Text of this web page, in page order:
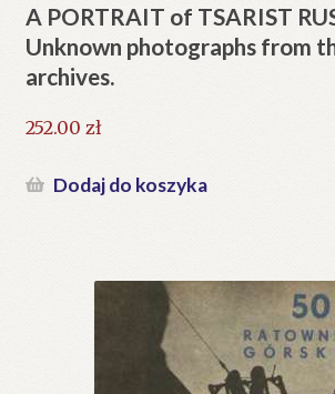
A PORTRAIT of TSARIST
Unknown photographs from
archives.
252.00 zł
Dodaj do koszyka